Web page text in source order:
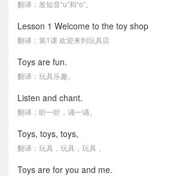
翻译：发短音“u”和“o”。
Lesson 1 Welcome to the toy shop
翻译：第1课 欢迎来到玩具店
Toys are fun.
翻译：玩具乐趣。
Listen and chant.
翻译：听一听，诵一诵。
Toys, toys, toys,
翻译：玩具，玩具，玩具，
Toys are for you and me.